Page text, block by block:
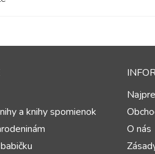
a knihy spomienok
O nás